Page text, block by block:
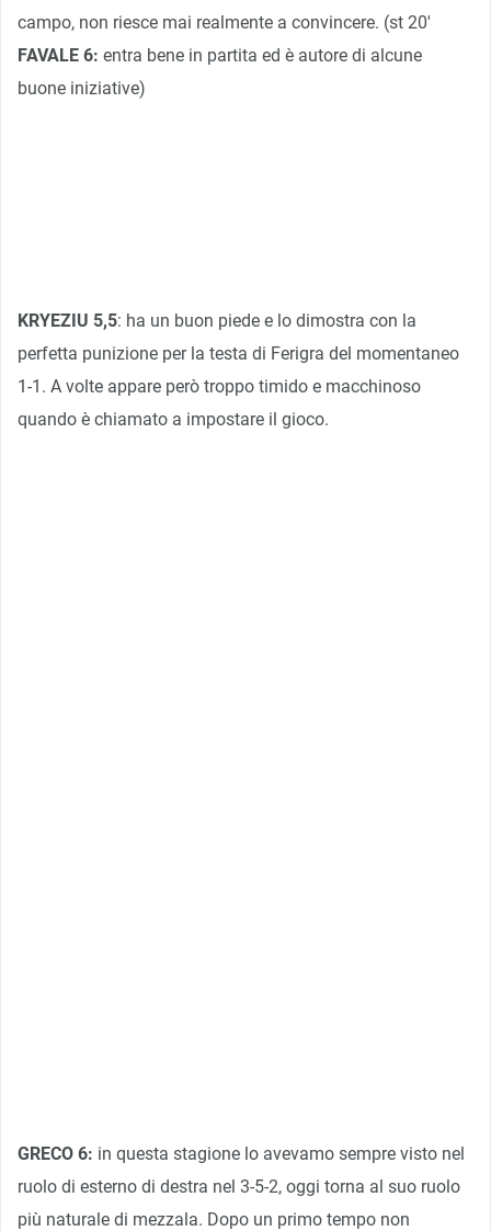
campo, non riesce mai realmente a convincere. (st 20′
FAVALE 6: entra bene in partita ed è autore di alcune
buone iniziative)
KRYEZIU 5,5: ha un buon piede e lo dimostra con la
perfetta punizione per la testa di Ferigra del momentaneo
1-1. A volte appare però troppo timido e macchinoso
quando è chiamato a impostare il gioco.
GRECO 6: in questa stagione lo avevamo sempre visto nel
ruolo di esterno di destra nel 3-5-2, oggi torna al suo ruolo
più naturale di mezzala. Dopo un primo tempo non